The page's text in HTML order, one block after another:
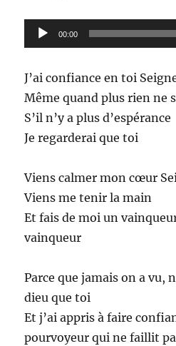
Lecteur
audio
00:00
J’ai confiance en toi
Même quand plus rien ne
S’il n’y a plus d’espérance
Je regarderai que toi
Viens calmer mon cœur
Viens me tenir la main
Et fais de moi un
vainqueur
Parce que jamais on a vu,
dieu que toi
Et j’ai appris à faire
pourvoyeur qui ne faillit